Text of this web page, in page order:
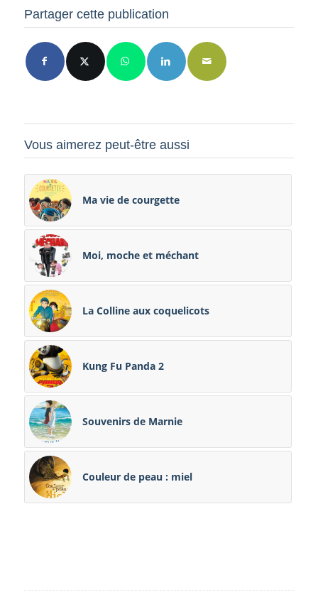
Partager cette publication
Vous aimerez peut-être aussi
Ma vie de courgette
Moi, moche et méchant
La Colline aux coquelicots
Kung Fu Panda 2
Souvenirs de Marnie
Couleur de peau : miel